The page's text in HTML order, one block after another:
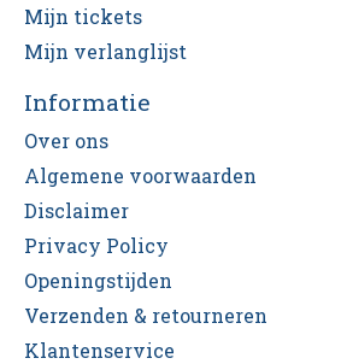
Mijn tickets
Mijn verlanglijst
Informatie
Over ons
Algemene voorwaarden
Disclaimer
Privacy Policy
Openingstijden
Verzenden & retourneren
Klantenservice